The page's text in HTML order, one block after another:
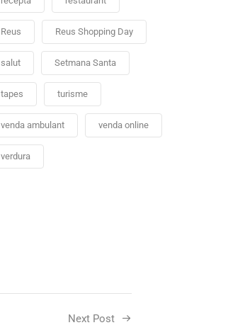
Reus Reus Shopping Day
salut Setmana Santa
tapes turisme
venda ambulant venda online
verdura
Next Post